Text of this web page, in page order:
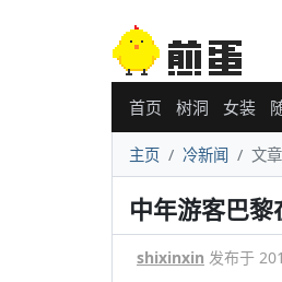
首页 树洞 女装
主页 冷新闻 文
中年游客巴
shixinxin 发布于